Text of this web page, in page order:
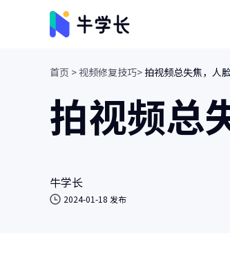
视频创意
牛小影
画质增强/视频
首页 >视频修复技巧> 拍视频总失焦，人
拍视频总
牛学长
2024-01-18 发布